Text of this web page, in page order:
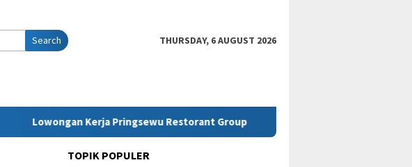
Search THURSDAY, 6 AUGUST 2026
Kerja Pringsewu Restorant Group Lowongan Kerja SMK Telkom
TOPIK POPULER